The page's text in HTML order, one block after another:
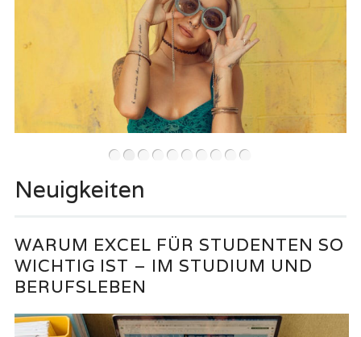
••••••••••
Neuigkeiten
WARUM EXCEL FÜR STUDENTEN SO
WICHTIG IST – IM STUDIUM UND
BERUFSLEBEN